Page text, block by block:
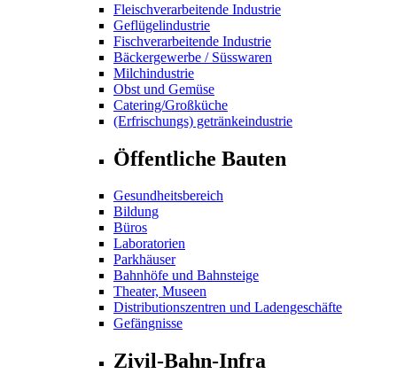
Fleischverarbeitende Industrie
Geflügelindustrie
Fischverarbeitende Industrie
Bäckergewerbe / Süsswaren
Milchindustrie
Obst und Gemüse
Catering/Großküche
(Erfrischungs) getränkeindustrie
Öffentliche Bauten
Gesundheitsbereich
Bildung
Büros
Laboratorien
Parkhäuser
Bahnhöfe und Bahnsteige
Theater, Museen
Distributionszentren und Ladengeschäfte
Gefängnisse
Zivil-Bahn-Infra